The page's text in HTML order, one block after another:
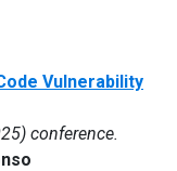
Vulnerability
conference.